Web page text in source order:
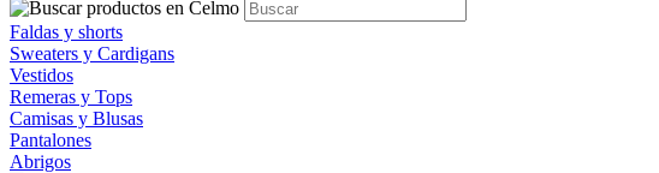
Faldas y shorts
Sweaters y Cardigans
Vestidos
Remeras y Tops
Camisas y Blusas
Pantalones
Abrigos